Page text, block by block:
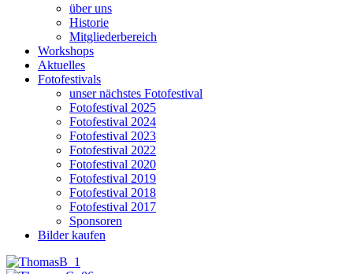
über uns
Historie
Mitgliederbereich
Workshops
Aktuelles
Fotofestivals
unser nächstes Fotofestival
Fotofestival 2025
Fotofestival 2024
Fotofestival 2023
Fotofestival 2022
Fotofestival 2020
Fotofestival 2019
Fotofestival 2018
Fotofestival 2017
Sponsoren
Bilder kaufen